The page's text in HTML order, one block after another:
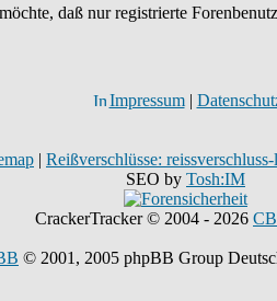
daß nur registrierte
Impressum|
| Reißverschlüsse:
SEO by Tosh:IM
CrackerTracker © 2004 - 2026
© 2001, 2005 phpBB Group